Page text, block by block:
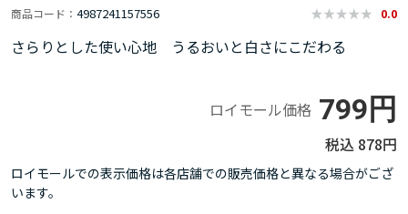
商品コード 4987241157556 0.0
さらりとした使い心地 うるおいと白さにこだわる
ロイモール価格 799円
878円
ロイモールでの表示価格は各店舗での販売価格と異なる場合がござ
います。